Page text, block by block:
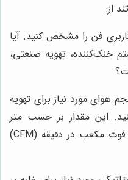
فن را مشخص کنید. آیا
خنک‌کننده، تهویه صنعتی،
هوای مورد نیاز برای تهویه
این مقدار بر حسب متر
مکعب در ساعت (m³/h) یا فوت مکعب در دقیقه (CFM)